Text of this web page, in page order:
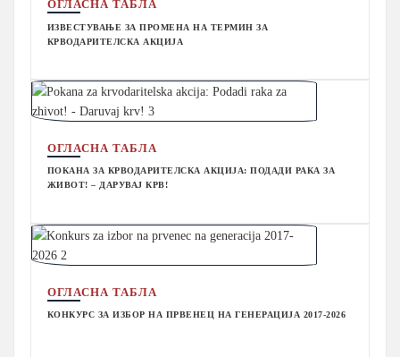
ОГЛАСНА ТАБЛА
ИЗВЕСТУВАЊЕ ЗА ПРОМЕНА НА ТЕРМИН ЗА
КРВОДАРИТЕЛСКА АКЦИЈА
ОГЛАСНА ТАБЛА
ПОКАНА ЗА КРВОДАРИТЕЛСКА АКЦИЈА: ПОДАДИ РАКА ЗА
ЖИВОТ! – ДАРУВАЈ КРВ!
ОГЛАСНА ТАБЛА
КОНКУРС ЗА ИЗБОР НА ПРВЕНЕЦ НА ГЕНЕРАЦИЈА 2017-2026